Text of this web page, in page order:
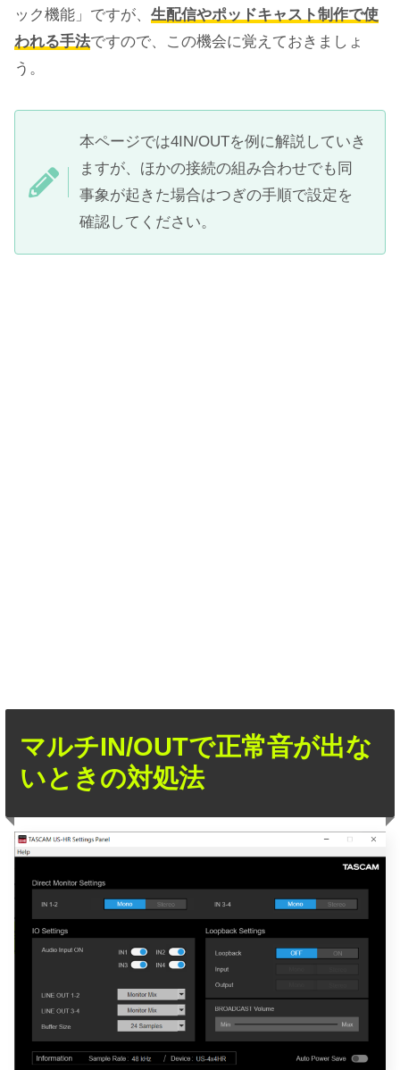
ック機能」ですが、 生配信やポッドキャスト制作で使
われる手法ですので、この機会に覚えておきましょ
う。
本ページでは4IN/OUTを例に解説していき
ますが、ほかの接続の組み合わせでも同
事象が起きた場合はつぎの手順で設定を
確認してください。
マルチIN/OUTで正常音が出な
いときの対処法